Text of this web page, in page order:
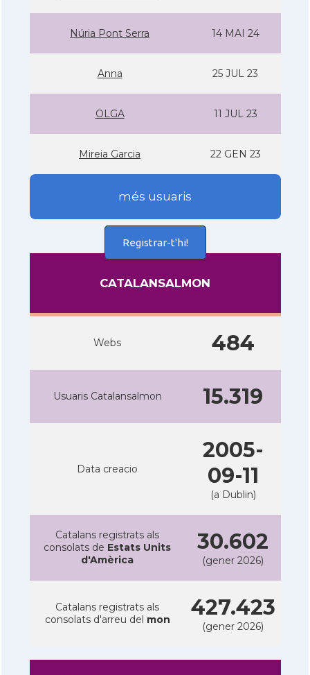
Núria Pont Serra 14 MAI 24
Anna 25 JUL 23
OLGA 11 JUL 23
Mireia Garcia 22 GEN 23
més usuaris
Registrar-t'hi!
CATALANSALMON
Webs 484
Usuaris Catalansalmon 15.319
Data creacio
2005-
09-11
(a Dublin)
Catalans registrats als
consolats de Estats Units
d'Amèrica
30.602
(gener 2026)
Catalans registrats als
consolats d'arreu del mon 427.423
(gener 2026)